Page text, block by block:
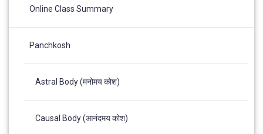
Online Class Summary
Panchkosh
Astral Body (मनोमय कोश)
Causal Body (आनंदमय कोश)